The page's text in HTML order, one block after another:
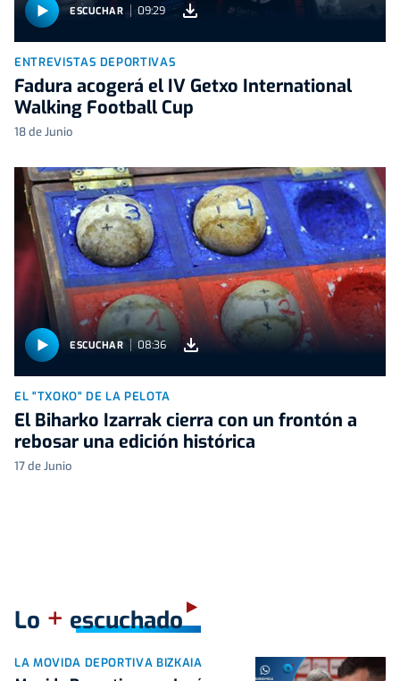
ESCUCHAR 09:29
ENTREVISTAS DEPORTIVAS
Fadura acogerá el IV Getxo International
Walking Football Cup
18 de Junio
ESCUCHAR 08:36
EL "TXOKO" DE LA PELOTA
El Biharko Izarrak cierra con un frontón a
rebosar una edición histórica
17 de Junio
Lo + escuchado
LA MOVIDA DEPORTIVA BIZKAIA